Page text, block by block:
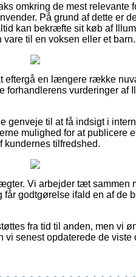
omkring de mest relevante
På grund af dette er
kan bekræfte sit køb af
til en voksen eller et barn.
eftergå en længere række
forhandlerens vurderinger af
genveje til at få indsigt i
mulighed for at publicere
kundernes tilfredshed.
Vi arbejder tæt sammen
godtgørelse ifald en af de
fra tid til anden, men vi
senest opdaterede de viste